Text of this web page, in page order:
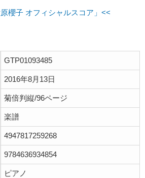
櫻子 オフィシャルスコア」<<
GTP01093485
2016年8月13日
菊倍判縦/96ページ
楽譜
4947817259268
9784636934854
ピアノ